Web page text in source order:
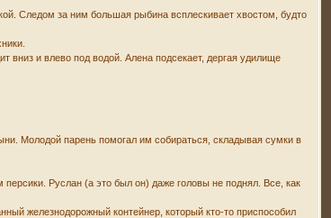
Следом за ним большая рыбина всплескивает хвостом, будто
вниз и влево под водой. Алена подсекает, дергая удилище
Молодой парень помогал им собираться, складывая сумки в
Руслан (а это был он) даже головы не поднял. Все, как
железнодорожный контейнер, который кто-то приспособил